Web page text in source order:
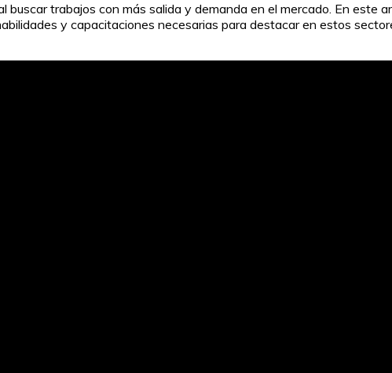
buscar trabajos con más salida y demanda en el mercado. En este
y capacitaciones necesarias para destacar en estos